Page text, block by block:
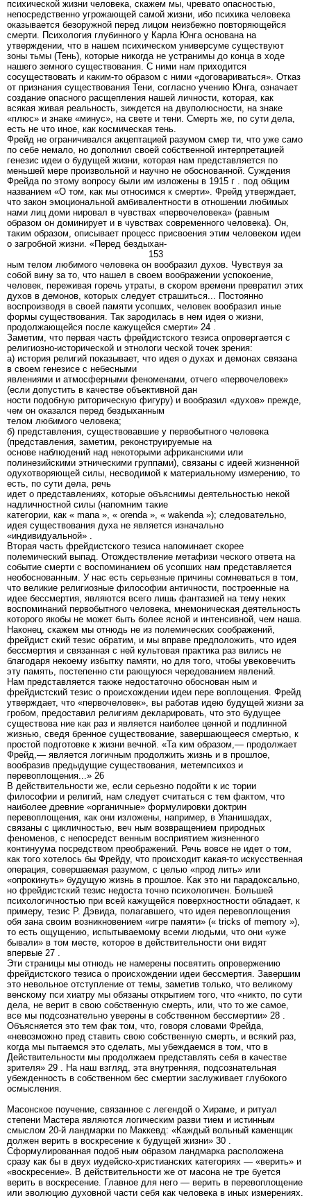
психической жизни человека, скажем мы, чревато опасностью,
непосредственно угрожающей самой жизни, ибо психика человека
оказывается безоружной перед лицом неизбежно повторяющейся
смерти. Психология глубинного у Карла Юнга основана на
утверждении, что в нашем психическом универсуме существуют
зоны тьмы (Тень), которые никогда не устранимы до конца в ходе
нашего земного существования. С ними нам приходится
сосуществовать и каким-то образом с ними «договариваться». Отказ
от признания существования Тени, согласно учению Юнга, означает
создание опасного расщепления нашей личности, которая, как
всякая живая реальность, зиждется на двуполюсности, на знаке
«плюс» и знаке «минус», на свете и тени. Смерть же, по сути дела,
есть не что иное, как космическая тень.
Фрейд не ограничивался акцептацией разумом смер ти, что уже само
по себе немало, но дополнил своей собственной интерпретацией
генезис идеи о будущей жизни, которая нам представляется по
меньшей мере произвольной и научно не обоснованной. Суждения
Фрейда по этому вопросу были им изложены в 1915 г . под общим
названием «О том, как мы относимся к смерти». Фрейд утверждает,
что закон эмоциональной амбивалентности в отношении любимых
нами лиц доми нировал в чувствах «первочеловека» (равным
образом он доминирует и в чувствах современного человека). Он,
таким образом, описывает процесс присвоения этим человеком идеи
о загробной жизни. «Перед бездыхан-
153
ным телом любимого человека он вообразил духов. Чувствуя за
собой вину за то, что нашел в своем воображении успокоение,
человек, переживая горечь утраты, в скором времени превратил этих
духов в демонов, которых следует страшиться... Постоянно
воспроизводя в своей памяти усопших, человек вообразил иные
формы существования. Так зародилась в нем идея о жизни,
продолжающейся после кажущейся смерти» 24 .
Заметим, что первая часть фрейдистского тезиса опровергается с
религиозно-исторической и этнологи ческой точек зрения:
а) история религий показывает, что идея о духах и демонах связана
в своем генезисе с небесными
явлениями и атмосферными феноменами, отчего «первочеловек»
(если допустить в качестве объективной дан
ности подобную риторическую фигуру) и вообразил «духов» прежде,
чем он оказался перед бездыханным
телом любимого человека;
б) представления, существовавшие у первобытного человека
(представления, заметим, реконструируемые на
основе наблюдений над некоторыми африканскими или
полинезийскими этническими группами), связаны с идеей жизненной
одухотворяющей силы, несводимой к материальному измерению, то
есть, по сути дела, речь
идет о представлениях, которые объяснимы деятельностью некой
надличностной силы (напомним такие
категории, как « mana », « orenda », « wakenda »); следовательно,
идея существования духа не является изначально
«индивидуальной» .
Вторая часть фрейдистского тезиса напоминает скорее
полемический выпад. Отождествление метафизи ческого ответа на
событие смерти с воспоминанием об усопших нам представляется
необоснованным. У нас есть серьезные причины сомневаться в том,
что великие религиозные философии античности, построенные на
идее бессмертия, являются всего лишь фантазией на тему неких
воспоминаний первобытного человека, мнемоническая деятельность
которого якобы не может быть более ясной и интенсивной, чем наша.
Наконец, скажем мы отнюдь не из полемических соображений,
фрейдист ский тезис обратим, и мы вправе предположить, что идея
бессмертия и связанная с ней культовая практика раз вились не
благодаря некоему избытку памяти, но для того, чтобы увековечить
эту память, постепенно сти рающуюся чередованием явлений.
Нам представляется также недостаточно обоснован ным и
фрейдистский тезис о происхождении идеи пере воплощения. Фрейд
утверждает, что «первочеловек», вы работав идею будущей жизни за
гробом, предоставил религиям декларировать, что это будущее
существова ние как раз и является наиболее ценной и подлинной
жизнью, сведя бренное существование, завершающееся смертью, к
простой подготовке к жизни вечной. «Та ким образом,— продолжает
Фрейд,— является логичным продолжить жизнь и в прошлое,
вообразив предыдущие существования, метемпсихоз и
перевоплощения...» 26
В действительности же, если серьезно подойти к ис тории
философии и религий, нам следует считаться с тем фактом, что
наиболее древние «органичные» формулировки доктрин
перевоплощения, как они изложены, например, в Упанишадах,
связаны с цикличностью, веч ным возвращением природных
феноменов, с непосредст венным восприятием жизненного
континуума посредством преображений. Речь вовсе не идет о том,
как того хотелось бы Фрейду, что происходит какая-то искусственная
операция, совершаемая разумом, с целью «прод лить» или
«опрокинуть» будущую жизнь в прошлое. Как это ни парадоксально,
но фрейдистский тезис недоста точно психологичен. Большей
психологичностью при всей кажущейся поверхностности обладает, к
примеру, тезис Р. Дэвида, полагавшего, что идея перевоплощения
обя зана своим возникновением «игре памяти» (« tricks of memory »),
то есть ощущению, испытываемому всеми людьми, что они «уже
бывали» в том месте, которое в действительности они видят
впервые 27 .
Эти страницы мы отнюдь не намерены посвятить опровержению
фрейдистского тезиса о происхождении идеи бессмертия. Завершим
это невольное отступление от темы, заметив только, что великому
венскому пси хиатру мы обязаны открытием того, что «никто, по сути
дела, не верит в свою собственную смерть, или, что то же самое,
все мы подсознательно уверены в собственном бессмертии» 28 .
Объясняется это тем фак том, что, говоря словами Фрейда,
«невозможно пред ставить свою собственную смерть, и всякий раз,
когда мы пытаемся это сделать, мы убеждаемся в том, что в
Действительности мы продолжаем представлять себя в качестве
зрителя» 29 . На наш взгляд, эта внутренняя, подсознательная
убежденность в собственном бес смертии заслуживает глубокого
осмысления.
Масонское поучение, связанное с легендой о Хираме, и ритуал
степени Мастера являются логическим разви тием и истинным
смыслом 20-й ландмарки по Маккевд: «Каждый вольный каменщик
должен верить в воскресение к будущей жизни» 30 .
Сформулированная подоб ным образом ландмарка расположена
сразу как бы в двух иудейско-христианских категориях — «верить» и
«воскресение». В действительности же от масона не тре буется
верить в воскресение. Главное для него — верить в перевоплощение
или эволюцию духовной части себя как человека в иных измерениях.